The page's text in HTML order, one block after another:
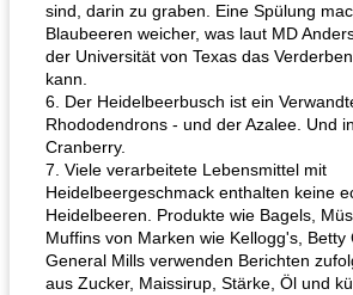
sind, darin zu graben. Eine Spülung
Blaubeeren weicher, was laut MD
der Universität von Texas das
kann.
6. Der Heidelbeerbusch ist ein
Rhododendrons - und der Azalee. Und
Cranberry.
7. Viele verarbeitete Lebensmittel mit
Heidelbeergeschmack enthalten keine
Heidelbeeren. Produkte wie Bagels,
Muffins von Marken wie Kellogg's, Betty
General Mills verwenden Berichten
aus Zucker, Maissirup, Stärke, Öl und